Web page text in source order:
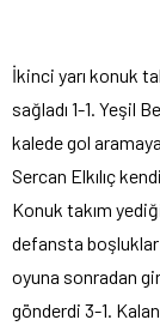
İkinci yarı konuk
sağladı 1-1. Yeşil
kalede gol
Sercan Elkılıç
Konuk takım
defansta
oyuna sonradan
gönderdi 3-1.